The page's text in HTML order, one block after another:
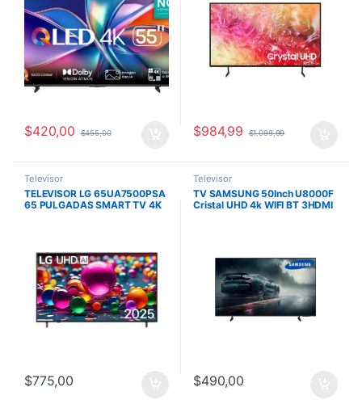
$420,00 $455,00 $984,99 $1.099,99
Televisor
TELEVISOR LG 65UA7500PSA
65 PULGADAS SMART TV 4K
$775,00
Televisor
TV SAMSUNG 50Inch U8000F
Cristal UHD 4k WIFI BT 3HDMI
$490,00